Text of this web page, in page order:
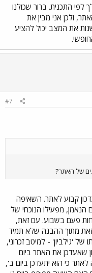
לפי התכנית. ברור שכולנו
ולכן אני מבין את
את המצב יכול להציע
#7
של האתר?
קבוע לאתר. השאיפה
מפעילו הנוכחי של
פעם בשבוע. עם זאת,
מתוך ההבנה שלא תמיד
של 'גילביון' - למיטב זכרוני,
את האתר ביום
כי הוא יתעדכן ביום ב',